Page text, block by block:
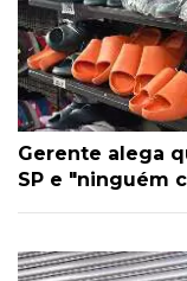
Gerente alega
SP e "ninguém